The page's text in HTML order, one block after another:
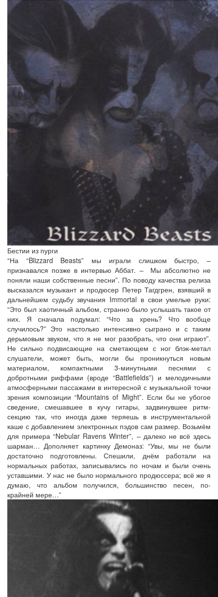
Бестии из пурги
“На “Blizzard Beasts” мы играли слишком быстро, –
признавался позже в интервью Аббат. – Мы абсолютно не
поняли наши собственные песни”. По поводу качества релиза
высказался музыкант и продюсер Петер Тагдгрен, взявший в
дальнейшем судьбу звучания Immortal в свои умелые руки:
“Это был хаотичный альбом, странно было услышать такое от
них. Я сначала подумал: “Что за хрень? Что вообще
случилось?” Это настолько интенсивно сыграно и с таким
дерьмовым звуком, что я не мог разобрать, что они играют”.
Не сильно подвисающие на сметающем с ног блэк-метал
слушатели, может быть, могли бы проникнуться новым
материалом, компактными 3-минутными песнями с
добротными риффами (вроде “Battlefields”) и мелодичными
атмосферными пассажами в интересной с музыкальной точки
зрения композиции “Mountains of Might”. Если бы не убогое
сведение, смешавшее в кучу гитары, задвинувшее ритм-
секцию так, что иногда даже теряешь в инструментальной
каше с добавлением электронных пэдов сам размер. Возьмём
для примера “Nebular Ravens Winter”, – далеко не всё здесь
шарман… Дополняет картинку Демоназ: “Увы, мы не были
достаточно подготовлены. Спешили, днём работали на
нормальных работах, записывались по ночам и были очень
уставшими. У нас не было нормального продюссера; всё же я
думаю, что альбом получился, большинство песен, по-
крайней мере…”